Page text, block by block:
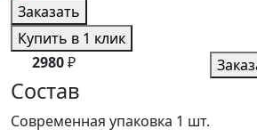
Заказать
Купить в 1 клик
2980₽
Состав
Современная упаковка 1 шт.